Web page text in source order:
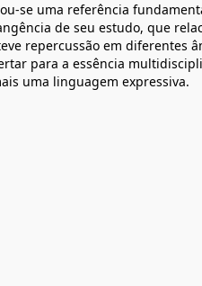
se uma referência
de seu estudo, que
repercussão em diferentes
para a essência
uma linguagem expressiva.